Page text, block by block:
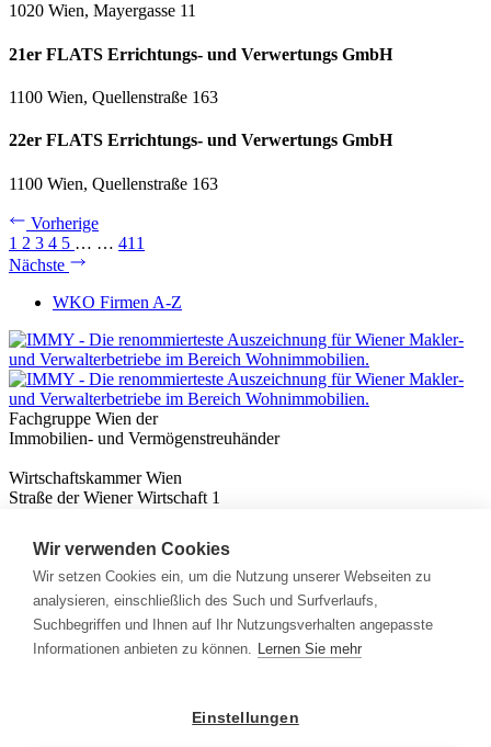
1020 Wien, Mayergasse 11
21er FLATS Errichtungs- und Verwertungs GmbH
1100 Wien, Quellenstraße 163
22er FLATS Errichtungs- und Verwertungs GmbH
1100 Wien, Quellenstraße 163
Vorherige
1 2 3 4 5 … … 411
Nächste
WKO Firmen A-Z
Fachgruppe Wien der
Immobilien- und Vermögenstreuhänder
Wirtschaftskammer Wien
Straße der Wiener Wirtschaft 1
Nützliches
Immobilienwissen
Formulare & Rechner
Expert:innen
Info
Wir verwenden Cookies
Wir setzen Cookies ein, um die Nutzung unserer Webseiten zu
analysieren, einschließlich des Such und Surfverlaufs,
Suchbegriffen und Ihnen auf Ihr Nutzungsverhalten angepasste
Informationen anbieten zu können. Lernen Sie mehr
Einstellungen